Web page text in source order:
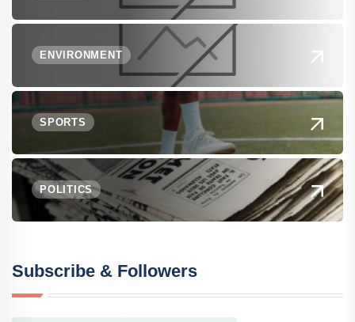
ENVIRONMENT
SPORTS
POLITICS
Subscribe & Followers